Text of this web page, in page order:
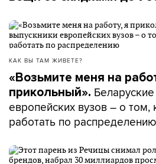
КАК ВЫ ТАМ ЖИВЕТЕ?
«Возьмите меня на
прикольный».
европейских вузов – о том,
работать по распределению